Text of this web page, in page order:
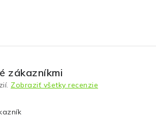
zákazníkmi
Zobraziť všetky recenzie